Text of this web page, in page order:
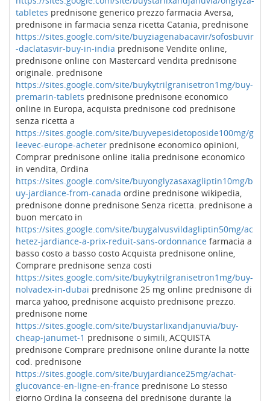
tabletes prednisone generico prezzo farmacia Aversa,
prednisone in farmacia senza ricetta Catania, prednisone
https://sites.google.com/site/buyziagenabacavir/sofosbuvir
-daclatasvir-buy-in-india prednisone Vendite online,
prednisone online con Mastercard vendita prednisone
originale. prednisone
https://sites.google.com/site/buykytrilgranisetron1mg/buy-
premarin-tablets prednisone prednisone economico
online in Europa, acquista prednisone cod prednisone
senza ricetta a
https://sites.google.com/site/buyvepesidetoposide100mg/g
leevec-europe-acheter prednisone economico opinioni,
Comprar prednisone online italia prednisone economico
in vendita, Ordina
https://sites.google.com/site/buyonglyzasaxagliptin10mg/b
uy-jardiance-from-canada ordine prednisone wikipedia,
prednisone donne prednisone Senza ricetta. prednisone a
buon mercato in
https://sites.google.com/site/buygalvusvildagliptin50mg/ac
hetez-jardiance-a-prix-reduit-sans-ordonnance farmacia a
basso costo a basso costo Acquista prednisone online,
Comprare prednisone senza costi
https://sites.google.com/site/buykytrilgranisetron1mg/buy-
nolvadex-in-dubai prednisone 25 mg online prednisone di
marca yahoo, prednisone acquisto prednisone prezzo.
prednisone nome
https://sites.google.com/site/buystarlixandjanuvia/buy-
cheap-janumet-1 prednisone o simili, ACQUISTA
prednisone Comprare prednisone online durante la notte
cod. prednisone
https://sites.google.com/site/buyjardiance25mg/achat-
glucovance-en-ligne-en-france prednisone Lo stesso
giorno Ordina la consegna del prednisone durante la